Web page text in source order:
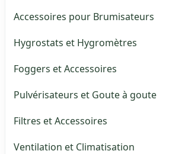
Accessoires pour Brumisateurs
Hygrostats et Hygromètres
Foggers et Accessoires
Pulvérisateurs et Goute à goute
Filtres et Accessoires
Ventilation et Climatisation